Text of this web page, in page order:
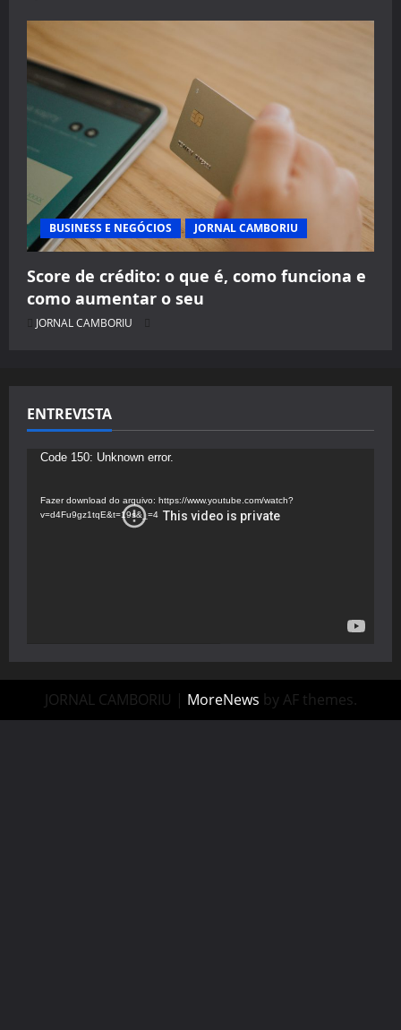
BUSINESS E NEGÓCIOS JORNAL CAMBORIU
Score de crédito: o que é, como funciona e
como aumentar o seu
JORNAL CAMBORIU
ENTREVISTA
Tocador
vídeo
Code 150: Unknown error.
Fazer download do arquivo: https://www.youtube.com/watch?
v=d4Fu9gz1tqE&t=19s&_=4
JORNAL CAMBORIU | MoreNews by AF themes.